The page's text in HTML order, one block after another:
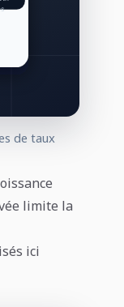
de taux
limite la
ici